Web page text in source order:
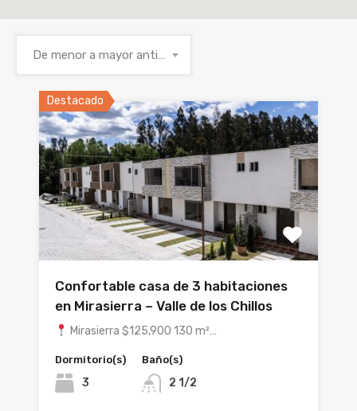
De menor a mayor antigüedad
Destacado
Confortable casa de 3 habitaciones
en Mirasierra – Valle de los Chillos
Mirasierra $125,900 130 m²…
Dormitorio(s)
3
Baño(s)
2 1/2